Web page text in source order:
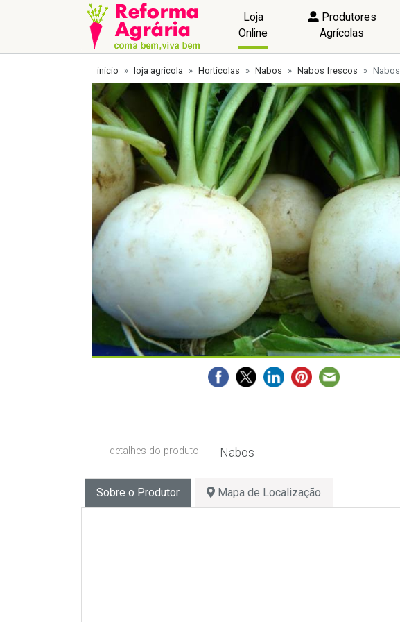
Loja
Online
Produtores
Agrícolas
início loja agrícola Hortícolas Nabos Nabos frescos Nabos
detalhes do produto Nabos
Sobre o Produtor Mapa de Localização